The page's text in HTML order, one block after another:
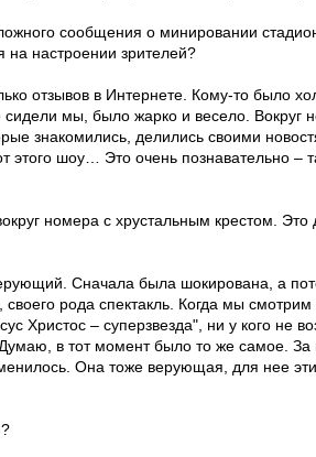
сообщения о минировании
на настроении зрителей?
отзывов в Интернете. Кому-то было
сидели мы, было жарко и весело. Вокруг
знакомились, делились своими
этого шоу… Это очень познавательно –
номера с хрустальным крестом. Это
Сначала была шокирована, а
рода спектакль. Когда мы
Христос – суперзвезда", ни у кого не
в тот момент было то же самое. За
Она тоже верующая, для нее